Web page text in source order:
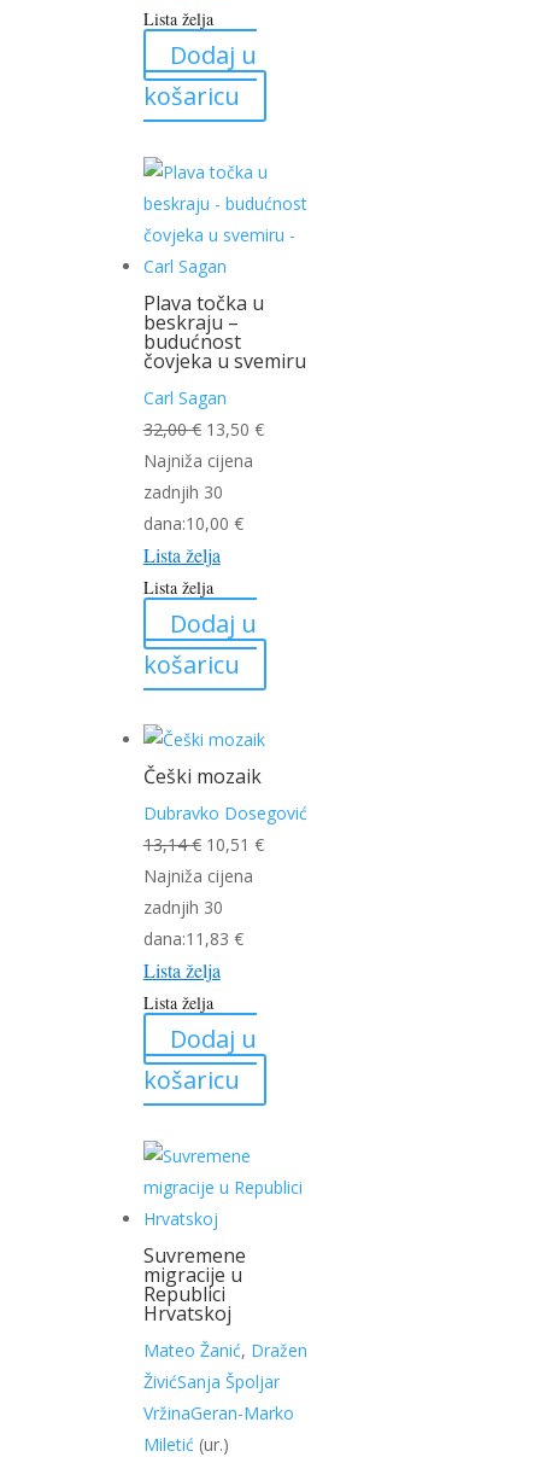
Lista želja
Dodaj u
košaricu
Plava točka u
beskraju –
budućnost
čovjeka u svemiru
Carl Sagan
32,00€ Izvorna
cijena
bila
je:
32,00 €.
13,50 €Trenutna
Najniža cijena
zadnjih 30
dana:10,00 €
Lista želja
Lista želja
Dodaj u
košaricu
Češki mozaik
Dubravko Dosegović
13,14€ Izvorna
cijena
bila
je:
13,14 €.
10,51 €Trenutna
Najniža cijena
zadnjih 30
dana:11,83 €
Lista želja
Lista želja
Dodaj u
košaricu
Suvremene
migracije u
Republici
Hrvatskoj
Mateo Žanić, Dražen
ŽivićSanja Špoljar
VržinaGeran-Marko
Miletić (ur.)